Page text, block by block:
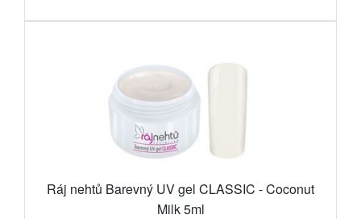
Ráj nehtů Barevný UV gel CLASSIC - Coconut
Milk 5ml